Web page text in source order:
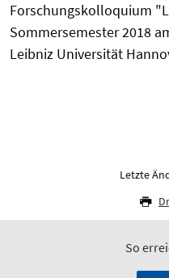
Forschungskolloquium
Sommersemester 2018
Leibniz Universität
Letzte
So